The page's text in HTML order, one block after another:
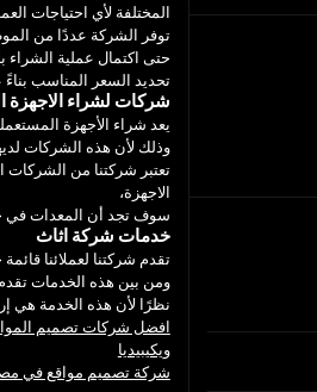
المختلفة لأي احتياجات
توفر الشركة عددًا من
حتى اكتمال عملية الشراء
تحديد السعر المناسب
شركات لشراء الاجهزة
يعد شراء الأجهزة
وذلك لأن هذه الشركات
تعتبر شركتنا من الشركات
الاجهزة،
سوف تجد أن المعدات في
خدمات شركة اثاث
تقدم شركتنا لعملائنا
ومن بين هذه الخدمات
نظرًا لأن هذه الخدمة هي
افضل شركات تصميم
ويكيبيديا
شركة تصميم مواقع في